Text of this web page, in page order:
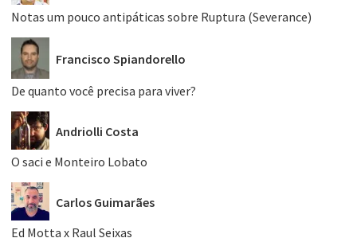
Notas um pouco antipáticas sobre Ruptura (Severance)
Francisco Spiandorello
De quanto você precisa para viver?
Andriolli Costa
O saci e Monteiro Lobato
Carlos Guimarães
Ed Motta x Raul Seixas